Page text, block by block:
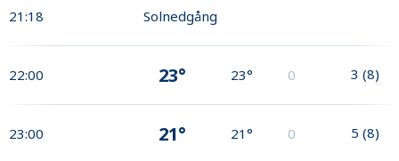
21:18 Solnedgång
22:00 23° 23° 0 3 (8)
23:00 21° 21° 0 5 (8)